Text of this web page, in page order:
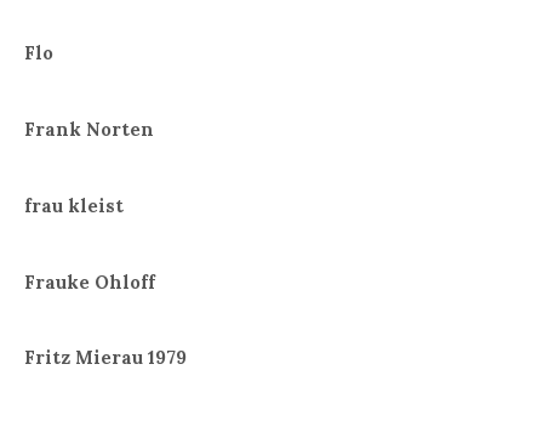
Flo
Frank Norten
frau kleist
Frauke Ohloff
Fritz Mierau 1979